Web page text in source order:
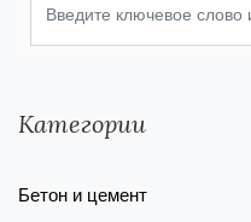
Категории
Бетон и цемент